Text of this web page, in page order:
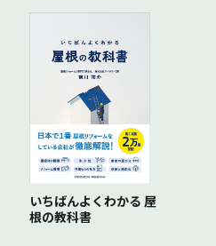
マーサクセスへ
化
化で横断機能の担い手へ
られるKPI
ノーススターメトリック」
手順
オブ・グロース
ッパー）」キャンペーン
いちばんよくわかる 屋
根の教科書